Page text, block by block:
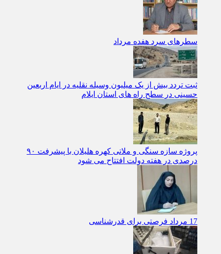
سطرهای سرد هفده مرداد
ثبت تردد بیش از یک میلیون وسیله نقلیه در ایام اربعین
حسینی در سطح راه‌ های استان ایلام
درصدی در هفته دولت افتتاح می شود
17 مرداد فرصتی برای قدرشناسی